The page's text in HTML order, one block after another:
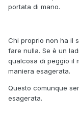
portata di mano.
Chi proprio non ha il
fare nulla. Se è un
qualcosa di peggio il
maniera esagerata.
Questo comunque
esagerata.